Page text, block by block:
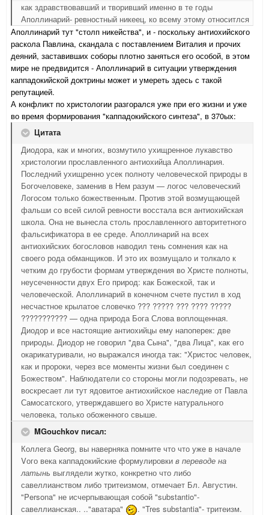
как здравствовавший и творивший именно в те годы
Аполлинарий- ревностный никеец, ко всему этому относитлся
Аполлинарий тут "столп никейства", и - поскольку антиохийского
раскола Павлина, скандала с поставлением Виталия и прочих
деяний, заставивших соборы плотно заняться его особой, в этом
мире не предвидится - Аполлинарий в ситуации утверждения
каппадокийской доктрины может и умереть здесь с такой
репутацией.
А конфликт по христологии разгорался уже при его жизни и уже
во время формирования "каппадокийского синтеза", в 370ых:
Цитата
Диодора, как и многих, возмутило ухищренное лукавство
христологии прославленного антиохийца Аполлинария.
Последний ухищренно усек полноту человеческой природы в
Богочеловеке, заменив в Нем разум — логос человеческий
Логосом только божественным. Против этой возмущающей
фальши со всей силой ревности восстала вся антиохийская
школа. Она не вынесла столь прославленного авторитетного
фальсификатора в ее среде. Аполлинарий на всех
антиохийских богословов наводил тень сомнения как на
своего рода обманщиков. И это их возмущало и толкало к
четким до грубости формам утверждения во Христе полноты,
неусеченности двух Его природ: как Божеской, так и
человеческой. Аполлинарий в конечном счете пустил в ход
несчастное крылатое словечко ??? ????? ??? ???? ?????
??????????? — одна природа Бога Слова воплощенная.
Диодор и все настоящие антиохийцы ему напоперек: две
природы. Диодор не говорил "два Сына", "два Лица", как его
окарикатуривали, но выражался иногда так: "Христос человек,
как и пророки, через все моменты жизни был соединен с
Божеством". Наблюдатели со стороны могли подозревать, не
воскресает ли тут ядовитое антиохийское наследие от Павла
Самосатского, утверждавшего во Христе натурального
человека, только обоженного свыше.
MGouchkov писал:
Коллега Georg, вы наверняка помните что что уже в начале
Vого века каппадокийские формулировки в переводе на
латынь выглядели жутко, конкретно что либо
савеллианством либо тритеизмом, отмечает Бл. Августин.
"Persona" не исчерпывающая собой "substantio"-
савеллианская.. .."аватара"
. "Tres substantia"- тритеизм.